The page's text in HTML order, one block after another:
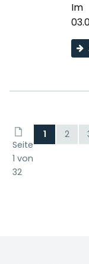
Seite
1 von
32
1 2